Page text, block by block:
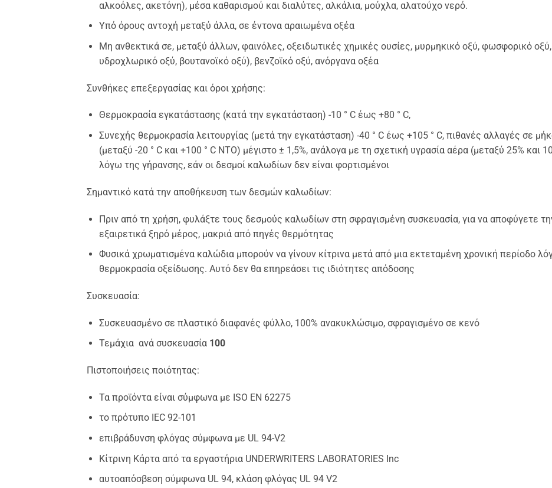
αλκοόλες, ακετόνη), μέσα καθαρισμού και διαλύτες, αλκάλια, μούχλα, αλατούχο νερό.
Υπό όρους αντοχή μεταξύ άλλα, σε έντονα αραιωμένα οξέα
Μη ανθεκτικά σε, μεταξύ άλλων, φαινόλες, οξειδωτικές χημικές ουσίες, μυρμηκικό οξύ, φωσφορικό
υδροχλωρικό οξύ, βουτανοϊκό οξύ), βενζοϊκό οξύ, ανόργανα οξέα
Συνθήκες επεξεργασίας και όροι χρήσης:
Θερμοκρασία εγκατάστασης (κατά την εγκατάσταση) -10 ° C έως +80 ° C,
Συνεχής θερμοκρασία λειτουργίας (μετά την εγκατάσταση) -40 ° C έως +105 ° C, πιθανές αλλαγές σε
(μεταξύ -20 ° C και +100 ° C ΝΤΟ) μέγιστο ± 1,5%, ανάλογα με τη σχετική υγρασία αέρα (μεταξύ 25% και
λόγω της γήρανσης, εάν οι δεσμοί καλωδίων δεν είναι φορτισμένοι
Σημαντικό κατά την αποθήκευση των δεσμών καλωδίων:
Πριν από τη χρήση, φυλάξτε τους δεσμούς καλωδίων στη σφραγισμένη συσκευασία, για να αποφύγετε
εξαιρετικά ξηρό μέρος, μακριά από πηγές θερμότητας
Φυσικά χρωματισμένα καλώδια μπορούν να γίνουν κίτρινα μετά από μια εκτεταμένη χρονική περίοδο
θερμοκρασία οξείδωσης. Αυτό δεν θα επηρεάσει τις ιδιότητες απόδοσης
Συσκευασία:
Συσκευασμένο σε πλαστικό διαφανές φύλλο, 100% ανακυκλώσιμο, σφραγισμένο σε κενό
Τεμάχια ανά συσκευασία 100
Πιστοποιήσεις ποιότητας:
Τα προϊόντα είναι σύμφωνα με ISO EN 62275
το πρότυπο IEC 92-101
επιβράδυνση φλόγας σύμφωνα με UL 94-V2
Κίτρινη Κάρτα από τα εργαστήρια UNDERWRITERS LABORATORIES Inc
αυτοαπόσβεση σύμφωνα UL 94, κλάση φλόγας UL 94 V2